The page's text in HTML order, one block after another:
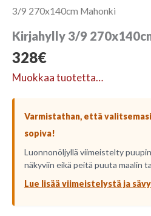
3/9 270x140cm Mahonki
Kirjahylly 3/9
328€
Muokkaa tuotetta…
Varmistathan, että
sopiva!
Luonnonöljyllä viimeistelty
näkyviin eikä peitä puuta maalin
Lue lisää viimeistelystä ja